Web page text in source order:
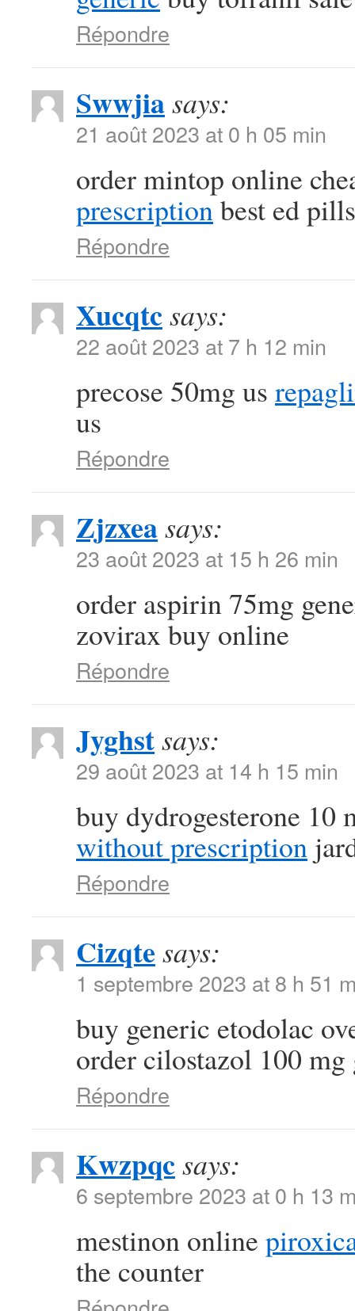
Répondre
Swwjiasays:
21 août 2023 at 0 h 05 min
order mintop online
prescriptionbest ed pills
Répondre
Xucqtcsays:
22 août 2023 at 7 h 12 min
precose 50mg us
us
Répondre
Zjzxeasays:
23 août 2023 at 15 h 26 min
order aspirin 75mg
zovirax buy online
Répondre
Jyghstsays:
29 août 2023 at 14 h 15 min
buy dydrogesterone 10
without prescription
Répondre
Cizqte says:
1 septembre 2023 at 8 h 51
buy generic etodolac
order cilostazol 100 mg
Répondre
Kwzpqcsays:
6 septembre 2023 at 0 h 13
mestinon online
the counter